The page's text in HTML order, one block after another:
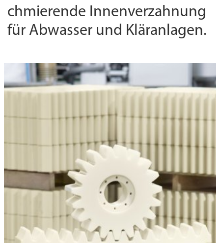
chmierende Innenverzahnung
für Abwasser und Kläranlagen.